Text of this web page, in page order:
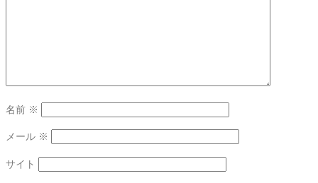
名前 ※
メール ※
サイト